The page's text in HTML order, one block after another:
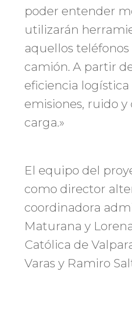
poder entender
utilizarán
aquellos
camión. A partir
eficiencia
emisiones, ruido
carga.»
El equipo del
como director
coordinadora
Maturana y
Católica de
Varas y Ramiro